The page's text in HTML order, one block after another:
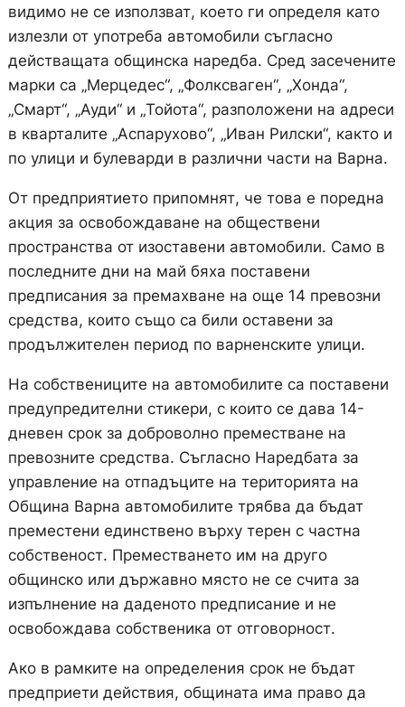
видимо не се използват, което ги определя като
излезли от употреба автомобили съгласно
действащата общинска наредба. Сред засечените
марки са „Мерцедес“, „Фолксваген“, „Хонда“,
„Смарт“, „Ауди“ и „Тойота“, разположени на адреси
в кварталите „Аспарухово“, „Иван Рилски“, както и
по улици и булеварди в различни части на Варна.
От предприятието припомнят, че това е поредна
акция за освобождаване на обществени
пространства от изоставени автомобили. Само в
последните дни на май бяха поставени
предписания за премахване на още 14 превозни
средства, които също са били оставени за
продължителен период по варненските улици.
На собствениците на автомобилите са поставени
предупредителни стикери, с които се дава 14-
дневен срок за доброволно преместване на
превозните средства. Съгласно Наредбата за
управление на отпадъците на територията на
Община Варна автомобилите трябва да бъдат
преместени единствено върху терен с частна
собственост. Преместването им на друго
общинско или държавно място не се счита за
изпълнение на даденото предписание и не
освобождава собственика от отговорност.
Ако в рамките на определения срок не бъдат
предприети действия, общината има право да